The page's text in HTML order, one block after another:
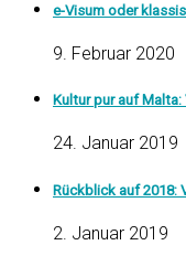
e-Visum oder
9. Februar 2020
Kultur pur auf
24. Januar 2019
Rückblick auf 2018:
2. Januar 2019